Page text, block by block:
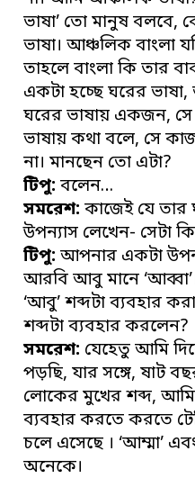
ভাষা’ তো মানুষ বলবে,
ভাষা। আঞ্চলিক বাংলা
তাহলে বাংলা কি তার
একটা হচ্ছে ঘরের
ঘরের ভাষায় একজন, সে
ভাষায় কথা বলে, সে
না। মানছেন তো এটা?
টিপু: বলেন…
সমরেশ: কাজেই যে তার
উপন্যাস লেখেন- সেটা
টিপু: আপনার একটা
আরবি আবু মানে ‘আব্বা’।
‘আবু’ শব্দটা ব্যবহার
শব্দটা ব্যবহার করলেন?
সমরেশ: যেহেতু আমি
পড়ছি, যার সঙ্গে, ষাট
লোকের মুখের শব্দ, আমি
ব্যবহার করতে করতে
চলে এসেছে । ‘আম্মা’
অনেকে।